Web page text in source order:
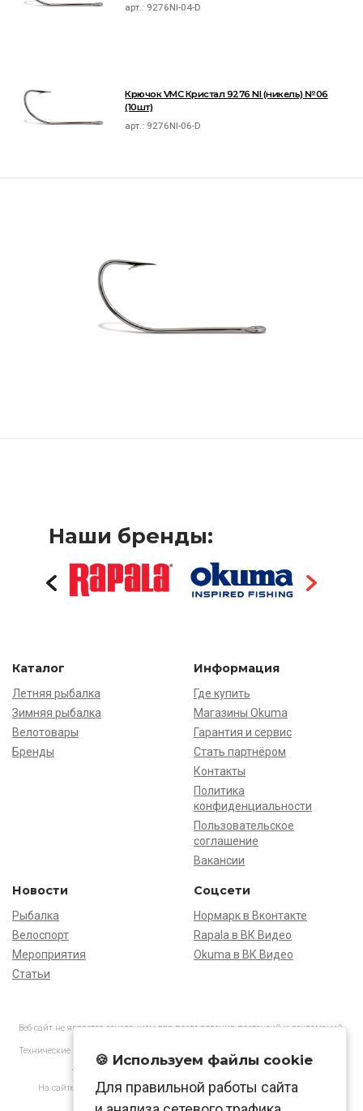
арт.: 9276NI-04-D
Крючок VMC Кристал 9276 NI (никель) №06
(10шт)
арт.: 9276NI-06-D
Наши бренды:
Каталог
Летняя рыбалка
Зимняя рыбалка
Велотовары
Бренды
Информация
Где купить
Магазины Okuma
Гарантия и сервис
Стать партнёром
Контакты
Политика
конфиденциальности
Пользовательское
соглашение
Вакансии
Новости
Рыбалка
Велоспорт
Мероприятия
Статьи
Соцсети
Нормарк в Вконтакте
Rapala в ВК Видео
Okuma в ВК Видео
Веб-сайт не является основанием для предъявления претензий и рекламаций,
Технические характеристики товаров могут отличаться от указанных на сайте.
АО «Нормарк» ИНН 7728172512 ОГРН 1037739603505
На сайте применяютсярекомендательные технологиив соответствии
🍪 Используем файлы cookie
Для правильной работы сайта